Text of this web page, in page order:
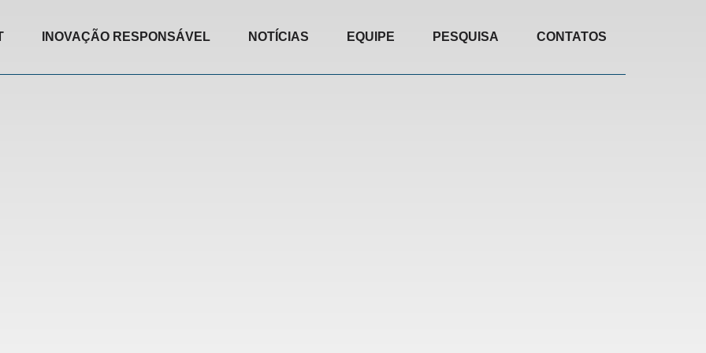
INOVAÇÃO RESPONSÁVEL NOTÍCIAS EQUIPE PESQUISA CONTATOS